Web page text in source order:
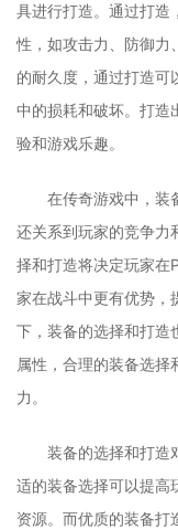
具进行打造。通过打造
性，如攻击力、防御力
的耐久度，通过打造可
中的损耗和破坏。打造
验和游戏乐趣。
在传奇游戏中，装
还关系到玩家的竞争力
择和打造将决定玩家在
家在战斗中更有优势，
下，装备的选择和打造
属性，合理的装备选
力。
装备的选择和打造
适的装备选择可以提高
资源。而优质的装备打